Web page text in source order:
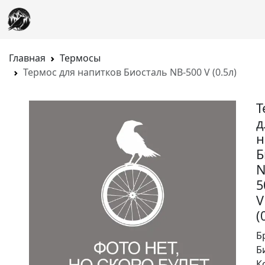
Главная
Термосы
Термос для напитков Биосталь NB-500 V (0.5л)
V